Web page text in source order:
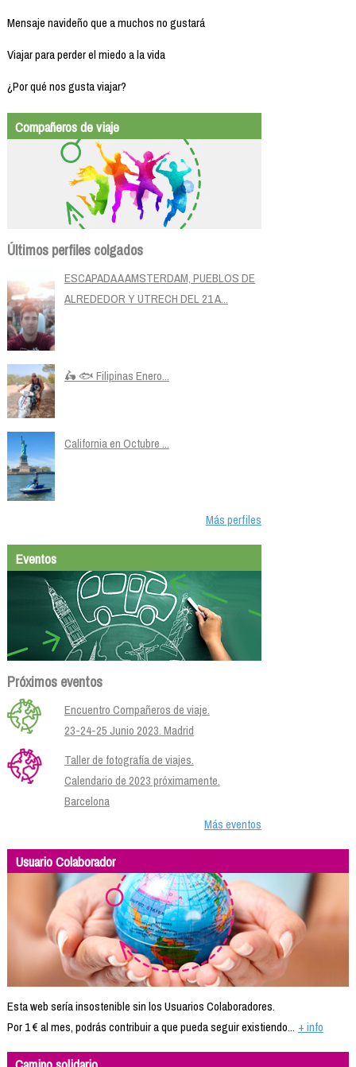
Mensaje navideño que a muchos no gustará
Viajar para perder el miedo a la vida
¿Por qué nos gusta viajar?
Compañeros de viaje
Últimos perfiles colgados
ESCAPADA A AMSTERDAM, PUEBLOS DE
ALREDEDOR Y UTRECH DEL 21 A...
🛵 🐟 Filipinas Enero...
California en Octubre ...
Más perfiles
Eventos
Próximos eventos
Encuentro Compañeros de viaje.
23-24-25 Junio 2023. Madrid
Taller de fotografía de viajes.
Calendario de 2023 próximamente.
Barcelona
Más eventos
Usuario Colaborador
Esta web sería insostenible sin los Usuarios Colaboradores.
Por 1 € al mes, podrás contribuir a que pueda seguir existiendo... + info